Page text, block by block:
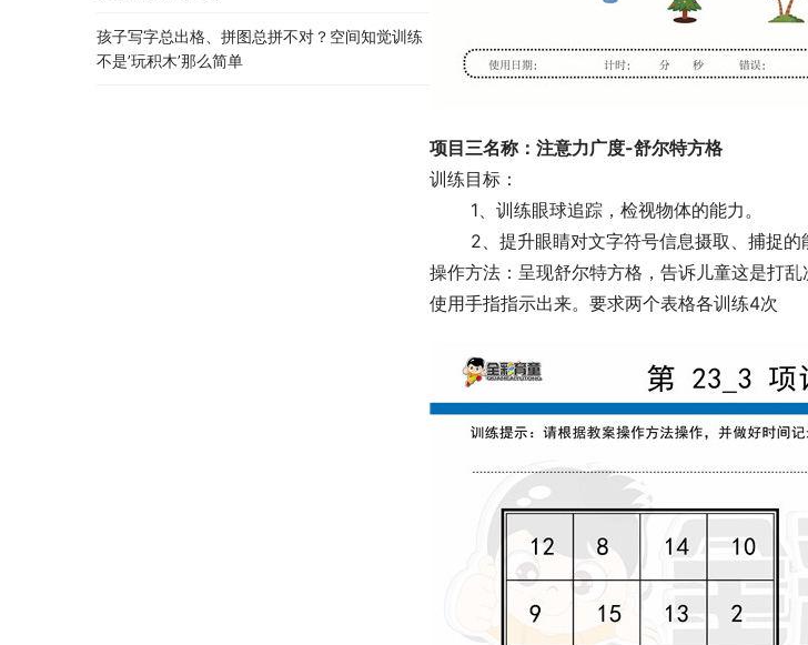
项目三名称：注意力广度-舒尔特方格
训练目标：
1、训练眼球追踪，检视物体的能力。
2、提升眼睛对文字符号信息摄取、捕捉的
操作方法：呈现舒尔特方格，告诉儿童这是打
使用手指指示出来。要求两个表格各训练4次
孩子写字总出格、拼图总拼不对？空间知觉训练
不是’玩积木’那么简单